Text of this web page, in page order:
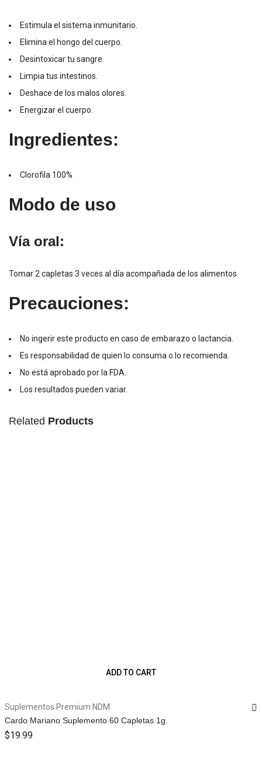
Estimula el sistema inmunitario.
Elimina el hongo del cuerpo.
Desintoxicar tu sangre.
Limpia tus intestinos.
Deshace de los malos olores.
Energizar el cuerpo.
Ingredientes:
Clorofila 100%
Modo de uso
Vía oral:
Tomar 2 capletas 3 veces al día acompañada de los alimentos.
Precauciones:
No ingerir este producto en caso de embarazo o lactancia.
Es responsabilidad de quien lo consuma o lo recomienda.
No está aprobado por la FDA.
Los resultados pueden variar.
Related Products
ADD TO CART
Suplementos Premium NDM
Cardo Mariano Suplemento 60 Capletas 1g.
$19.99